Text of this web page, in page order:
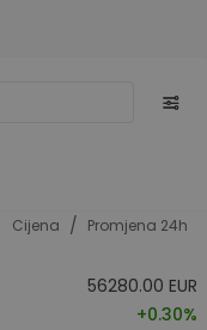
Cijena / Promjena 24h
56280.00 EUR
+0.30%